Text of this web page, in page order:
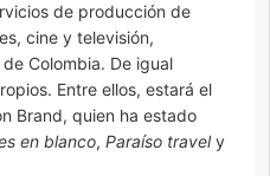
de producción de
cine y televisión,
Colombia. De igual
Entre ellos, estará el
Brand, quien ha estado
en blanco, Paraíso travely